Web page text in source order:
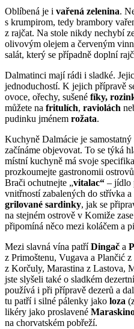
Oblíbená je i vařená zelenina.
s krumpirom, tedy brambory
z rajčat. Na stole nikdy nechybí
olivovým olejem a červeným
salát, který se případně doplní
Dalmatinci mají rádi i sladké.
jednoduchostí. K jejich přípravě
ovoce, ořechy, sušené fíky,
můžete na fritulích, raviolách
pudinku jménem rožata.
Kuchyně Dalmácie je
začínáme objevovat. To se týká
místní kuchyně má svoje
prozkoumejte gastronomii
Brači ochutnejte „vitalac“ – jídlo
vnitřností zabalených do střívka
grilované sardinky, jak se
na stejném ostrově v Komiže zase
připomíná něco mezi koláčem a
Mezi slavná vína patříDingač a
z Primoštenu, Vugava a Plančić
z Korčuly, Marastina z Lastova,
jste slyšeli také o sladkém
používá i při přípravě dezerů a
tu patří i silné pálenky jako loza
likéry jako proslavené
na chorvatském pobřeží.